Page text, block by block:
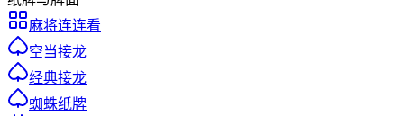
麻将连连看
空当接龙
经典接龙
蜘蛛纸牌